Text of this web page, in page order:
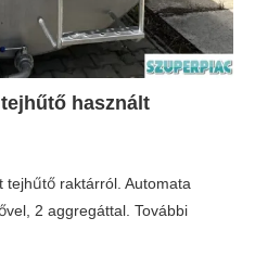
használt
tejhűtő raktárról. Automata
2 aggregáttal. További